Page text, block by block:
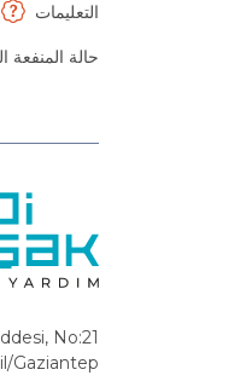
التعليمات
حالة المنفعة
No:21
Gaziantep